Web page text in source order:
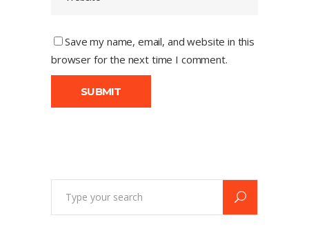
Save my name, email, and website in this
browser for the next time I comment.